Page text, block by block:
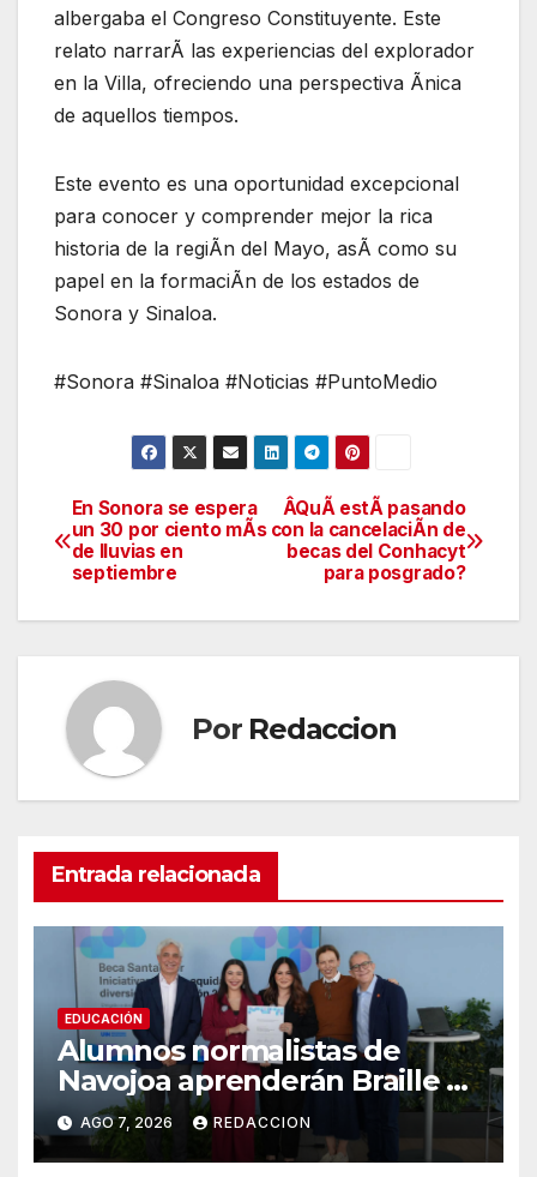
albergaba el Congreso Constituyente. Este
relato narrarÃ las experiencias del explorador
en la Villa, ofreciendo una perspectiva Ãnica
de aquellos tiempos.
Este evento es una oportunidad excepcional
para conocer y comprender mejor la rica
historia de la regiÃn del Mayo, asÃ como su
papel en la formaciÃn de los estados de
Sonora y Sinaloa.
#Sonora #Sinaloa #Noticias #PuntoMedio
Navegación
de
entradas
ÂQuÃ estÃ pasando
con la cancelaciÃn de
becas del Conhacyt
para posgrado?
En Sonora se espera
un 30 por ciento mÃs
de lluvias en
septiembre
Por Redaccion
Entrada relacionada
EDUCACIÓN
Alumnos normalistas de
Navojoa aprenderán Braille y
Lengua de Señas tras ganar
beca nacional Santander
AGO 7, 2026 REDACCION